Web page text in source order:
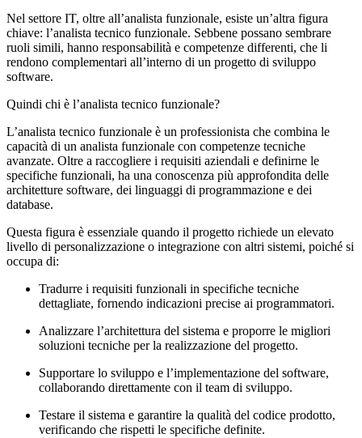
Nel settore IT, oltre all’analista funzionale, esiste un’altra figura
chiave: l’analista tecnico funzionale. Sebbene possano sembrare
ruoli simili, hanno responsabilità e competenze differenti, che li
rendono complementari all’interno di un progetto di sviluppo
software.
Quindi chi è l’analista tecnico funzionale?
L’analista tecnico funzionale è un professionista che combina le
capacità di un analista funzionale con competenze tecniche
avanzate. Oltre a raccogliere i requisiti aziendali e definirne le
specifiche funzionali, ha una conoscenza più approfondita delle
architetture software, dei linguaggi di programmazione e dei
database.
Questa figura è essenziale quando il progetto richiede un elevato
livello di personalizzazione o integrazione con altri sistemi, poiché si
occupa di:
Tradurre i requisiti funzionali in specifiche tecniche
dettagliate, fornendo indicazioni precise ai programmatori.
Analizzare l’architettura del sistema e proporre le migliori
soluzioni tecniche per la realizzazione del progetto.
Supportare lo sviluppo e l’implementazione del software,
collaborando direttamente con il team di sviluppo.
Testare il sistema e garantire la qualità del codice prodotto,
verificando che rispetti le specifiche definite.